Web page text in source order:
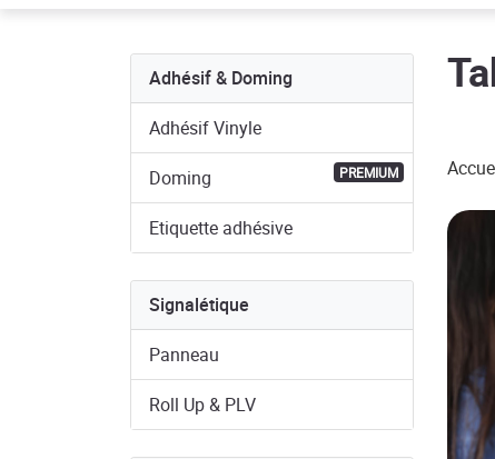
Adhésif & Doming
Adhésif Vinyle
Doming PREMIUM
Etiquette adhésive
Signalétique
Panneau
Roll Up & PLV